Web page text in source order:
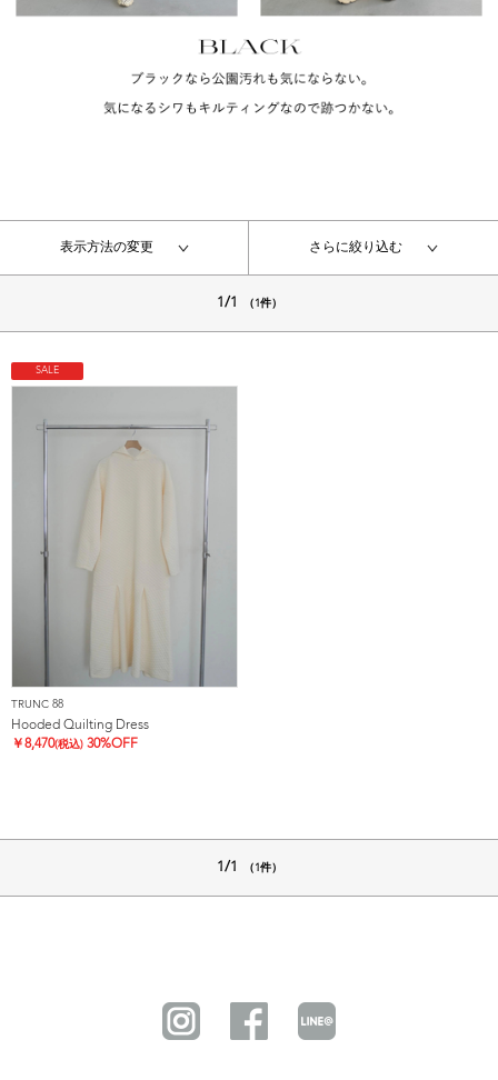
表示方法の変更 さらに絞り込む
1/1 （1件）
SALE
TRUNC 88
Hooded Quilting Dress
￥8,470(税込) 30%OFF
1/1 （1件）